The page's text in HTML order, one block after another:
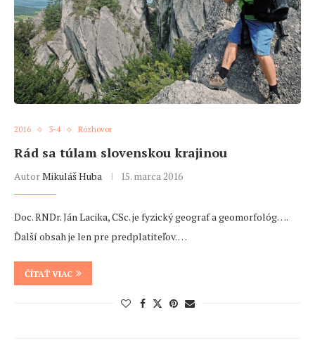
2016 3-4 Rozhovor
Rád sa túlam slovenskou krajinou
AutorMikuláš Huba 15. marca 2016
Doc. RNDr. Ján Lacika, CSc. je fyzický geograf a geomorfológ….
Ďalší obsah je len pre predplatiteľov. …
ČÍTAŤ VIAC